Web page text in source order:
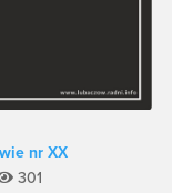
nr XX
301